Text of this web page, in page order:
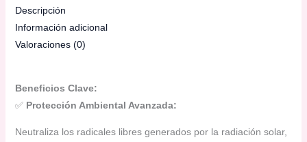
30ml
cantidad
Descripción
Información adicional
Valoraciones (0)
Beneficios Clave:
✅ Protección Ambiental Avanzada:
Neutraliza los radicales libres generados por la radiación solar,